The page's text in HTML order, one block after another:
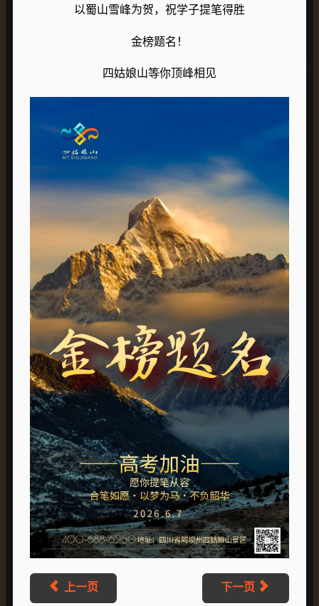
以蜀山雪峰为贺，祝学子提笔得胜
金榜题名！
四姑娘山等你顶峰相见
上一页 下一页